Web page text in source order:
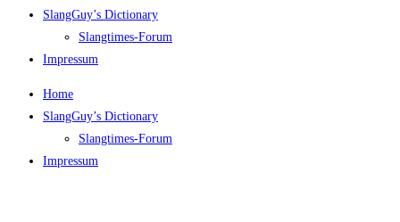
SlangGuy’s Dic­tion­a­ry
Slang­times-Forum
Impres­sum
Home
SlangGuy’s Dic­tion­a­ry
Slang­times-Forum
Impres­sum